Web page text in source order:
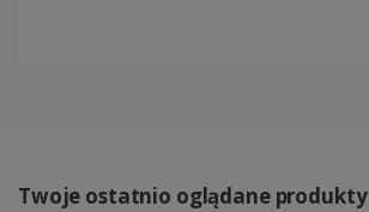
Twoje ostatnio oglądane produkty